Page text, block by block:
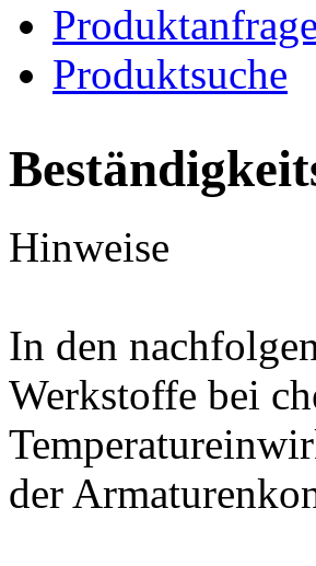
Produktsuche
Hinweise
In den
Werkstoffe bei
der